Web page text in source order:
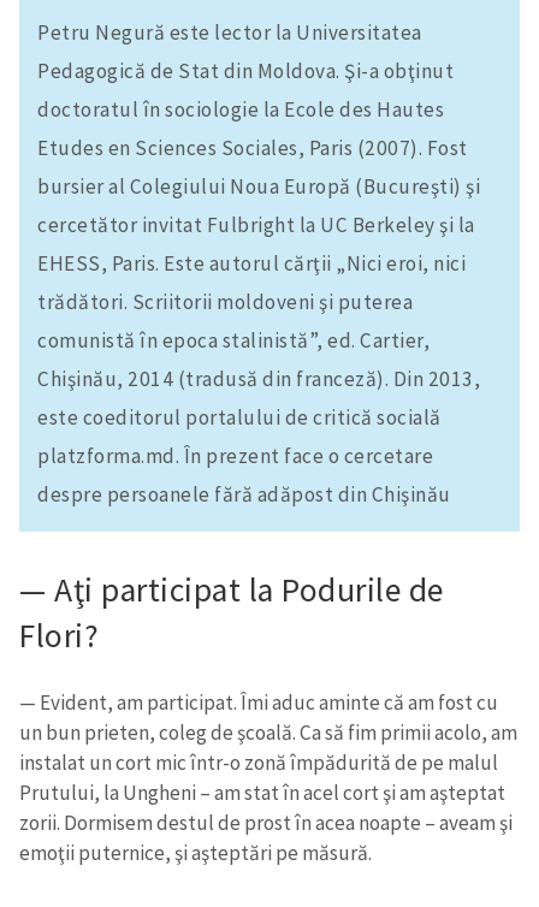
Petru Negură este lector la Universitatea
Pedagogică de Stat din Moldova. Şi-a obţinut
doctoratul în sociologie la Ecole des Hautes
Etudes en Sciences Sociales, Paris (2007). Fost
bursier al Colegiului Noua Europă (Bucureşti) şi
cercetător invitat Fulbright la UC Berkeley şi la
EHESS, Paris. Este autorul cărţii „Nici eroi, nici
trădători. Scriitorii moldoveni şi puterea
comunistă în epoca stalinistă”, ed. Cartier,
Chişinău, 2014 (tradusă din franceză). Din 2013,
este coeditorul portalului de critică socială
platzforma.md. În prezent face o cercetare
despre persoanele fără adăpost din Chişinău
— Aţi participat la Podurile de
Flori?
— Evident, am participat. Îmi aduc aminte că am fost cu
un bun prieten, coleg de şcoală. Ca să fim primii acolo, am
instalat un cort mic într-o zonă împădurită de pe malul
Prutului, la Ungheni – am stat în acel cort şi am aşteptat
zorii. Dormisem destul de prost în acea noapte – aveam şi
emoţii puternice, şi aşteptări pe măsură.